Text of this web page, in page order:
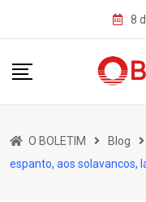
8
O BOLETIM Blog
espanto, aos solavancos,